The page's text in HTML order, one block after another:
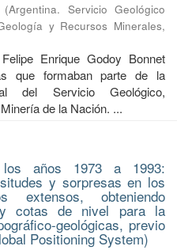
(Argentina. Servicio Geológico
y Recursos Minerales,
Enrique Godoy Bonnet
que formaban parte de la
del Servicio Geológico,
de la Nación. ...
los años 1973 a 1993:
y sorpresas en los
extensos, obteniendo
y cotas de nivel para la
geológicas, previo
Positioning System)